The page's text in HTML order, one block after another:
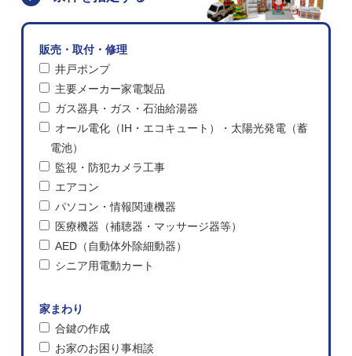
販売・取付・修理
井戸ポンプ
主要メーカー家電製品
ガス器具・ガス・石油給湯器
オール電化（IH・エコキュート）・太陽光発電（蓄
電池）
監視・防犯カメラ工事
エアコン
パソコン・情報関連機器
医療機器（補聴器・マッサージ器等）
AED（自動体外除細動器）
シニア用電動カート
家まわり
合鍵の作成
お家のお困り事相談